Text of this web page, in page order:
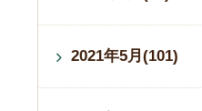
2021年5月(101)